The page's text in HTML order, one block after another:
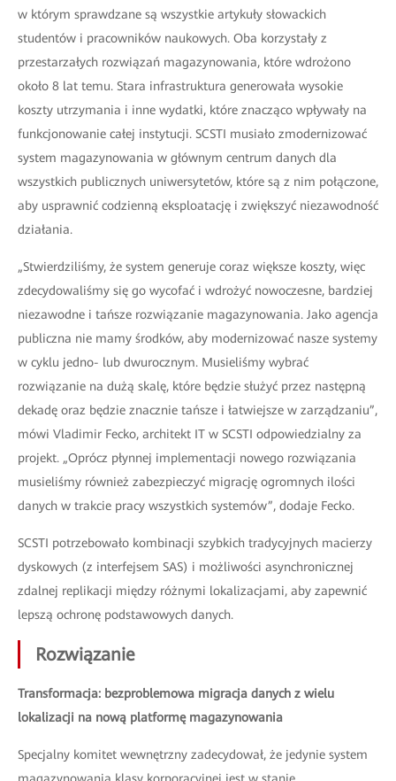
w którym sprawdzane są wszystkie artykuły słowackich
studentów i pracowników naukowych. Oba korzystały z
przestarzałych rozwiązań magazynowania, które wdrożono
około 8 lat temu. Stara infrastruktura generowała wysokie
koszty utrzymania i inne wydatki, które znacząco wpływały na
funkcjonowanie całej instytucji. SCSTI musiało zmodernizować
system magazynowania w głównym centrum danych dla
wszystkich publicznych uniwersytetów, które są z nim połączone,
aby usprawnić codzienną eksploatację i zwiększyć niezawodność
działania.
„Stwierdziliśmy, że system generuje coraz większe koszty, więc
zdecydowaliśmy się go wycofać i wdrożyć nowoczesne, bardziej
niezawodne i tańsze rozwiązanie magazynowania. Jako agencja
publiczna nie mamy środków, aby modernizować nasze systemy
w cyklu jedno- lub dwurocznym. Musieliśmy wybrać
rozwiązanie na dużą skalę, które będzie służyć przez następną
dekadę oraz będzie znacznie tańsze i łatwiejsze w zarządzaniu”,
mówi Vladimir Fecko, architekt IT w SCSTI odpowiedzialny za
projekt. „Oprócz płynnej implementacji nowego rozwiązania
musieliśmy również zabezpieczyć migrację ogromnych ilości
danych w trakcie pracy wszystkich systemów”, dodaje Fecko.
SCSTI potrzebowało kombinacji szybkich tradycyjnych macierzy
dyskowych (z interfejsem SAS) i możliwości asynchronicznej
zdalnej replikacji między różnymi lokalizacjami, aby zapewnić
lepszą ochronę podstawowych danych.
Rozwiązanie
Transformacja: bezproblemowa migracja danych z wielu
lokalizacji na nową platformę magazynowania
Specjalny komitet wewnętrzny zadecydował, że jedynie system